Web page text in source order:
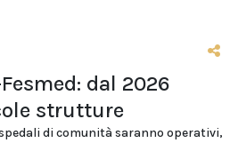
dal 2026
strutture
di comunità saranno operativi,